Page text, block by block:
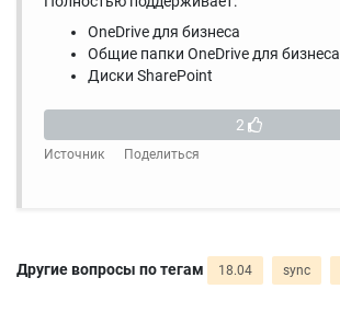
OneDrive для бизнеса
Общие папки OneDrive для бизнеса
Диски SharePoint
2
Источник
Поделиться
Другие вопросы по тегам 18.04 sync